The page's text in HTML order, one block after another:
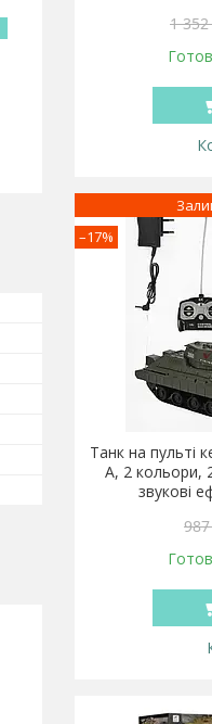
1
–17%
Танк на пульті
A, 2 кольори,
звукові